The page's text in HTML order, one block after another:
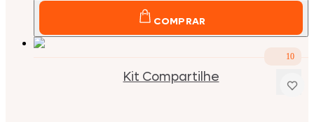
COMPRAR
Kit Compartilhe
10